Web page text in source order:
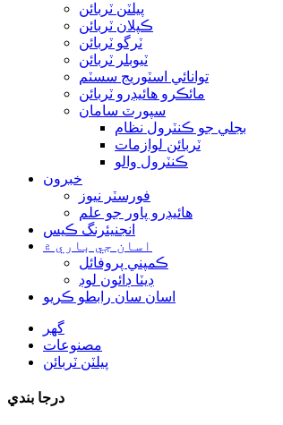
پيلٽن ٽربائن
ڪپلان ٽربائن
ٽرگو ٽربائن
ٽيوبلر ٽربائن
توانائي اسٽوريج سسٽم
مائڪرو هائيڊرو ٽربائن
سپورٽ سامان
بجلي جو ڪنٽرول نظام
ٽربائن لوازمات
ڪنٽرول والو
خبرون
فورسٽر نيوز
هائيڊرو پاور جو علم
انجنيئرنگ ڪيس
اسان جي باري ۾
ڪمپني پروفائل
ڊيٽا ڊائون لوڊ
اسان سان رابطو ڪريو
گھر
مصنوعات
پيلٽن ٽربائن
درجا بندي